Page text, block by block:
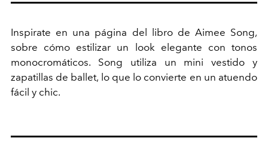
Inspirate en una página del libro de Aimee Song,
sobre cómo estilizar un look elegante con tonos
monocromáticos. Song utiliza un mini vestido y
zapatillas de ballet, lo que lo convierte en un atuendo
fácil y chic.